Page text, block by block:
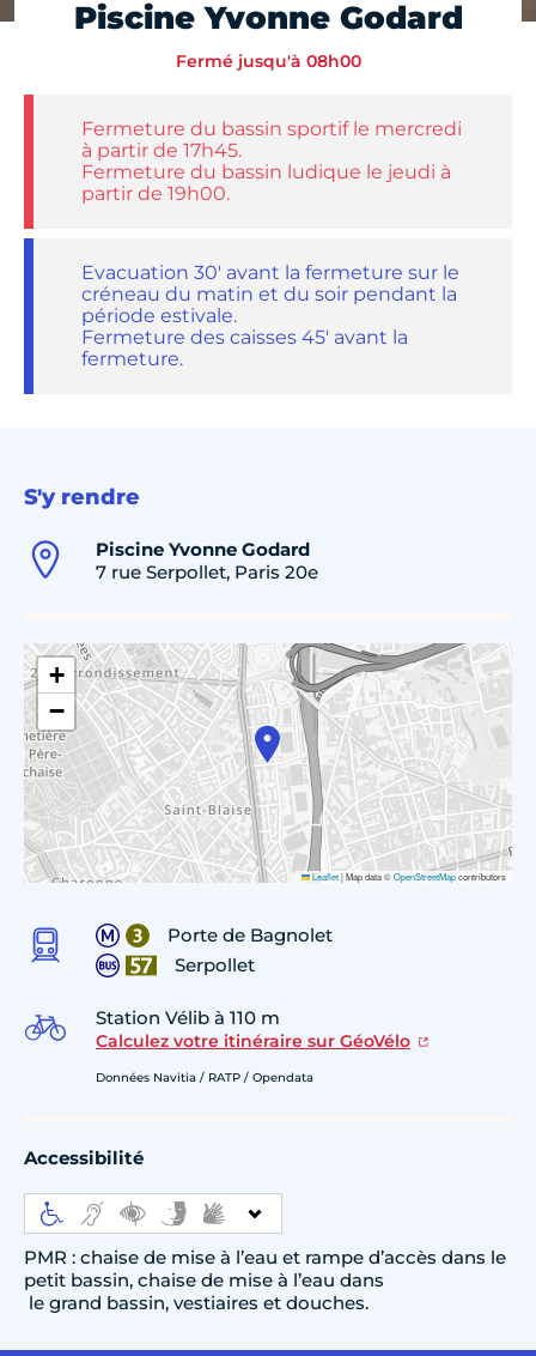
Piscine Yvonne Godard
Fermé jusqu'à 08h00
Fermeture du bassin sportif le mercredi
à partir de 17h45.
Fermeture du bassin ludique le jeudi à
partir de 19h00.
Evacuation 30' avant la fermeture sur le
créneau du matin et du soir pendant la
période estivale.
Fermeture des caisses 45' avant la
fermeture.
S'y rendre
Piscine Yvonne Godard
7 rue Serpollet, Paris 20e
+
−
Leaflet|Map data ©OpenStreetMapcontributors
Porte de Bagnolet
Serpollet
Station Vélib à 110 m
Calculez votre itinéraire sur GéoVélo
Données Navitia / RATP / Opendata
Accessibilité
PMR : chaise de mise à l’eau et rampe d’accès dans le
petit bassin, chaise de mise à l’eau dans
le grand bassin, vestiaires et douches.